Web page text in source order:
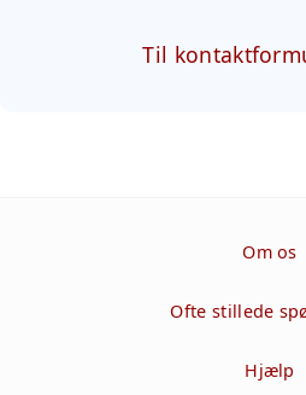
Til
Om os
Ofte stillede
Hjælp